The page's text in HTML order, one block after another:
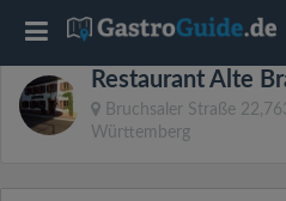
Restaurant Alte
Bruchsaler Straße
Württemberg
T
o